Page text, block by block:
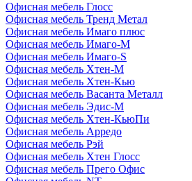
Офисная мебель Глосс
Офисная мебель Тренд Метал
Офисная мебель Имаго плюс
Офисная мебель Имаго-М
Офисная мебель Имаго-S
Офисная мебель Хтен-M
Офисная мебель Хтен-Кью
Офисная мебель Васанта Металл
Офисная мебель Эдис-M
Офисная мебель Хтен-КьюПи
Офисная мебель Арредо
Офисная мебель Рэй
Офисная мебель Хтен Глосс
Офисная мебель Прего Офис